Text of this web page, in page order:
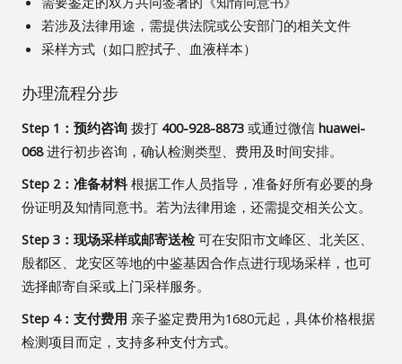
若涉及法律用途，需提供法院或公安部门的相关文件
采样方式（如口腔拭子、血液样本）
办理流程分步
Step 1：预约咨询拨打 400-928-8873或通过微信 huawei-
068进行初步咨询，确认检测类型、费用及时间安排。
Step 2：准备材料根据工作人员指导，准备好所有必要的身
份证明及知情同意书。若为法律用途，还需提交相关公文。
Step 3：现场采样或邮寄送检可在安阳市文峰区、北关区、
殷都区、龙安区等地的中鉴基因合作点进行现场采样，也可
选择邮寄自采或上门采样服务。
Step 4：支付费用 亲子鉴定费用为1680元起，具体价格根据
检测项目而定，支持多种支付方式。